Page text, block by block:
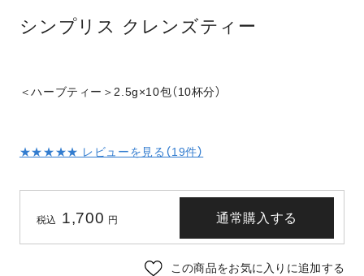
シンプリス クレンズティー
＜ハーブティー＞2.5g×10包（10杯分）
★★★★★ レビューを見る（19件）
税込 1,700 円 通常購入する
この商品をお気に入りに追加する